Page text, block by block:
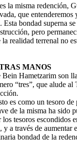
la misma redención,
que
bondad superna
pero
realidad terrenal no
MANOS
Hametzarim son
“tres”, que alude
es como un tesoro
de la misma ha sido
tesoros escondidos
a través de aumentar
bondad de la